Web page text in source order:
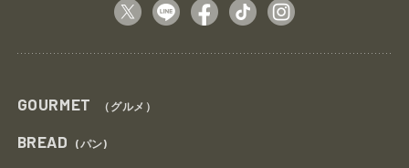
GOURMET （グルメ）
BREAD (パン)